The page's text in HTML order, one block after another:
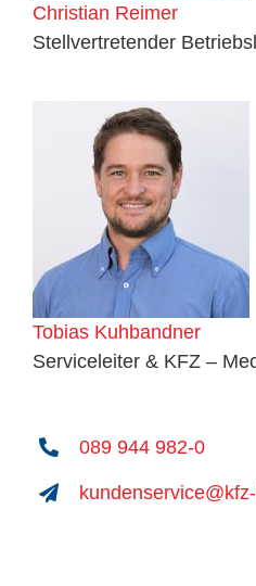
Christian Reimer
Stellvertretender
Tobias Kuhbandner
Serviceleiter & KFZ –
089 944 982-0